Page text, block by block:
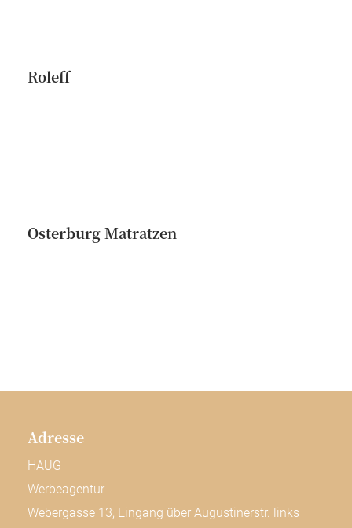
Roleff
Osterburg Matratzen
Adresse
HAUG
Werbeagentur
Webergasse 13, Eingang über Augustinerstr. links